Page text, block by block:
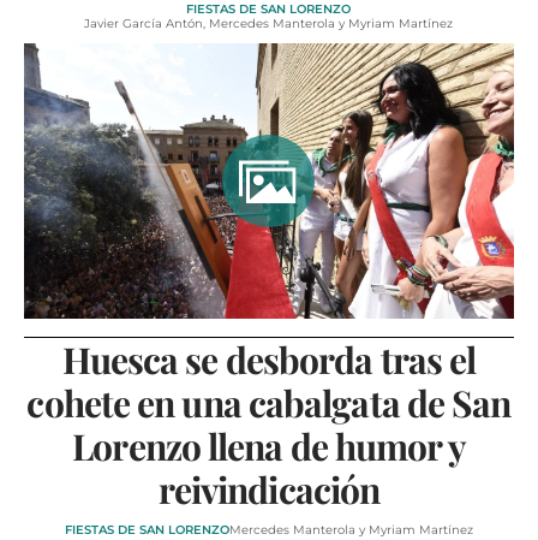
OPINIÓN
GALERÍAS
VÍDEOS
CONTACTAR
FIESTAS EN EL ALTO ARAGÓN
FIESTAS DE SAN LORENZO
AGENDA
FARMACIAS
HORÓSCOPO
ESQUELAS
CLUB DEL AMIGO MILITANTE
FIESTAS DE SAN LORENZO
Javier García Antón, Mercedes Manterola y Myriam Martínez
Huesca se desborda tras el
cohete en una cabalgata de San
Lorenzo llena de humor y
reivindicación
FIESTAS DE SAN LORENZOMercedes Manterola y Myriam Martínez